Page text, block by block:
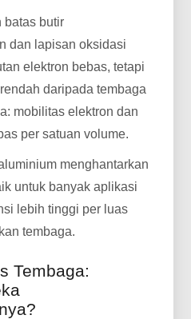
batas butir
dan lapisan oksidasi
elektron bebas, tetapi
daripada tembaga
mobilitas elektron dan
per satuan volume.
menghantarkan
untuk banyak aplikasi
lebih tinggi per luas
tembaga.
Tembaga: